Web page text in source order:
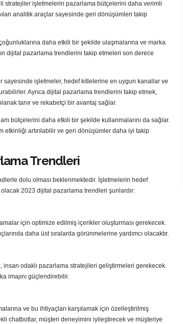
stratejiler işletmelerin pazarlama bütçelerini daha verimli
analitik araçlar sayesinde geri dönüşümleri takip
daha etkili bir şekilde ulaşmalarına ve marka
dijital pazarlama trendlerini takip etmeleri son derece
sayesinde işletmeler, hedef kitlelerine en uygun kanallar ve
Ayrıca dijital pazarlama trendlerini takip etmek,
tanır ve rekabetçi bir avantaj sağlar.
bütçelerini daha etkili bir şekilde kullanmalarını da sağlar.
artırılabilir ve geri dönüşümler daha iyi takip
Trendleri
dolu olması beklenmektedir. İşletmelerin hedef
2023 dijital pazarlama trendleri şunlardır:
için optimize edilmiş içerikler oluşturması gerekecek.
daha üst sıralarda görünmelerine yardımcı olacaktır.
odaklı pazarlama stratejileri geliştirmeleri gerekecek.
imajını güçlendirebilir.
ve bu ihtiyaçları karşılamak için özelleştirilmiş
chatbotlar, müşteri deneyimini iyileştirecek ve müşteriye